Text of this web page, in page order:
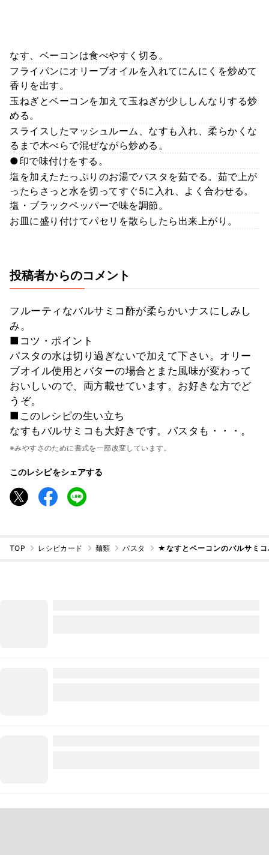
なす、ベーコンは食べやすく切る。
フライパンにオリーブオイルを入れてにんにくを炒めて
香りを出す。
玉ねぎとベーコンを加えて玉ねぎが少ししんなりする炒
める。
スライスしたマッシュルーム、なすも入れ、柔らかくな
るまで木べらで混ぜながら炒める。
●印で味付けをする。
塩を加えたたっぷりのお湯でパスタを茹でる。茹で上が
ったらさっと水を切ってすぐ5に入れ、よく合わせる。
塩・ブラックペッパーで味を調節。
お皿に盛り付けてパセリを散らしたら出来上がり。
投稿者からのコメント
フルーティなバルサミコ酢が柔らかいナスにしみし
み。
■コツ・ポイント
パスタの水は切り過ぎないで加えて下さい。オリー
ブオイル使用とバターの場合とまた風味が変わって
おいしいので、両方載せています。お好きな方でど
うぞ。
■このレシピの生い立ち
なすもバルサミコも大好きです。パスタも・・・。
※みやすさのために書式を一部改変しています。
このレシピをシェアする
TOP レシピカード 麺類 パスタ ★なすとベーコンのバルサミ